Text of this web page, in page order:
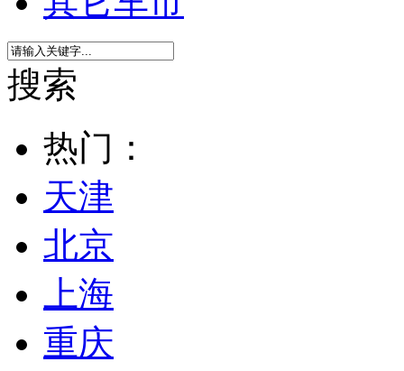
搜索
热门：
天津
北京
上海
重庆